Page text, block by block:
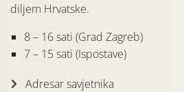
diljem Hrvatske.
8 – 16 sati (Grad Zagreb)
7 – 15 sati (Ispostave)
Adresar savjetnika